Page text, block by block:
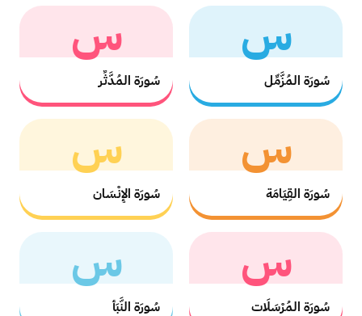
س
سُورَة المُزَّمِّل
س
سُورَة المُدَّثِّر
س
سُورَة القِيَامَة
س
سُورَة الإِنْسَان
س
سُورَة المُرْسَلَات
س
سُورَة النَّبَأ